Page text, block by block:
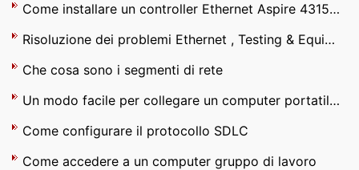
Come installare un controller Ethernet Aspire 4315 per Vista
Risoluzione dei problemi Ethernet , Testing & Equipment
Che cosa sono i segmenti di rete
Un modo facile per collegare un computer portatile a un proiettore e riprodurre video dal computer portatile
Come configurare il protocollo SDLC
Come accedere a un computer gruppo di lavoro